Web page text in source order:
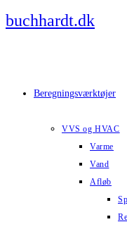
Skip
to
buchhardt.dk
Beregningsværktøjer
VVS og HVAC
Varme
Vand
Afløb